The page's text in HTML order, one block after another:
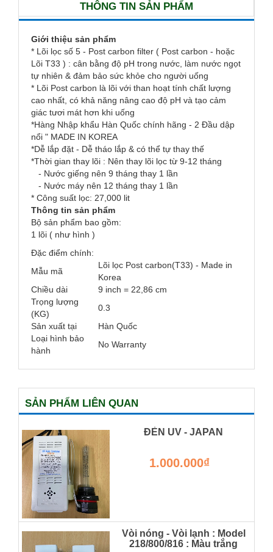
THÔNG TIN SẢN PHẨM
Giới thiệu sản phẩm
* Lõi lọc số 5 - Post carbon filter ( Post carbon - hoặc
Lõi T33 ) : cân bằng độ pH trong nước, làm nước ngọt
tự nhiên & đảm bảo sức khỏe cho người uống
* Lõi Post carbon là lõi với than hoạt tính chất lượng
cao nhất, có khả năng nâng cao độ pH và tạo cảm
giác tươi mát hơn khi uống
*Hàng Nhập khẩu Hàn Quốc chính hãng - 2 Đầu dập
nổi " MADE IN KOREA
*Dễ lắp đặt - Dễ tháo lắp & có thể tự thay thế
*Thời gian thay lõi : Nên thay lõi lọc từ 9-12 tháng
- Nước giếng nên 9 tháng thay 1 lần
- Nước máy nên 12 tháng thay 1 lần
* Công suất lọc: 27,000 lit
Thông tin sản phẩm
Bộ sản phẩm bao gồm:
1 lõi ( như hình )
Đặc điểm chính:
Mẫu mã
Lõi lọc Post carbon(T33) - Made in
Korea
Chiều dài
9 inch = 22,86 cm
Trọng lượng
(KG)
0.3
Sản xuất tại
Hàn Quốc
Loại hình bảo
hành
No Warranty
SẢN PHẨM LIÊN QUAN
ĐÈN UV - JAPAN
1.000.000₫
Vòi nóng - Vòi lạnh : Model
218/800/816 : Màu trắng